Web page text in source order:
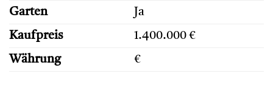
Garten
Ja
Kaufpreis
1.400.000 €
Währung
€